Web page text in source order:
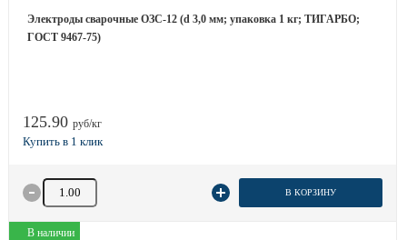
Электроды сварочные ОЗС-12 (d 3,0 мм; упаковка 1 кг; ТИГАРБО;
ГОСТ 9467-75)
125.90 руб/кг
Количество товара В КОРЗИНУ
В наличии